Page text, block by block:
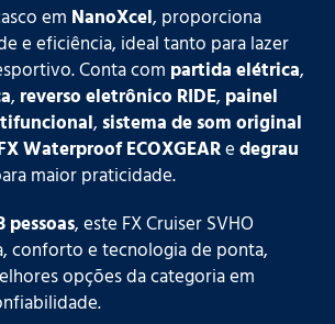
emNanoXcel, proporciona
e eficiência, ideal tanto para lazer
Conta compartida elétrica,
,reverso eletrônico RIDE,painel
,sistema de som original
Waterproof ECOXGEARedegrau
maior praticidade.
pessoas, este FX Cruiser SVHO
conforto e tecnologia de ponta,
opções da categoria em